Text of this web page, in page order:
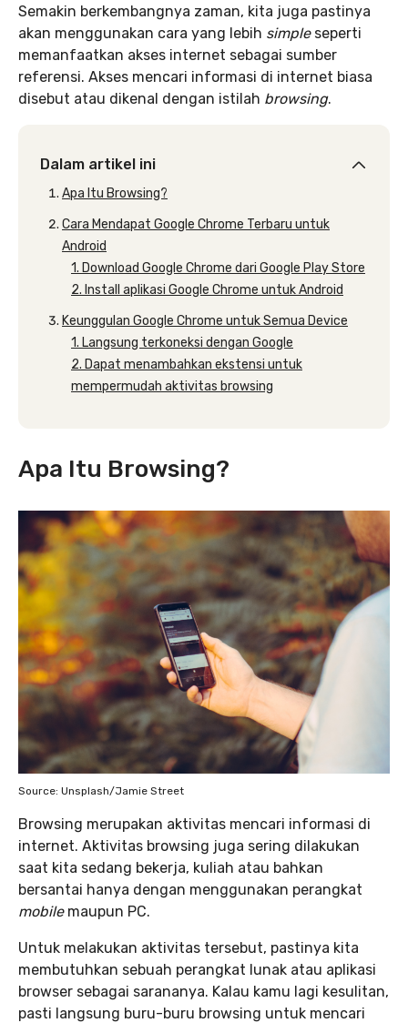
Semakin berkembangnya zaman, kita juga pastinya
akan menggunakan cara yang lebih simpleseperti
memanfaatkan akses internet sebagai sumber
referensi. Akses mencari informasi di internet biasa
disebut atau dikenal dengan istilah browsing.
Dalam artikel ini
Apa Itu Browsing?
Cara Mendapat Google Chrome Terbaru untuk
Android
1. Download Google Chrome dari Google Play Store
2. Install aplikasi Google Chrome untuk Android
Keunggulan Google Chrome untuk Semua Device
1. Langsung terkoneksi dengan Google
2. Dapat menambahkan ekstensi untuk
mempermudah aktivitas browsing
Apa Itu Browsing?
Source: Unsplash/Jamie Street
Browsing merupakan aktivitas mencari informasi di
internet. Aktivitas browsing juga sering dilakukan
saat kita sedang bekerja, kuliah atau bahkan
bersantai hanya dengan menggunakan perangkat
mobile maupun PC.
Untuk melakukan aktivitas tersebut, pastinya kita
membutuhkan sebuah perangkat lunak atau aplikasi
browser sebagai sarananya. Kalau kamu lagi kesulitan,
pasti langsung buru-buru browsing untuk mencari